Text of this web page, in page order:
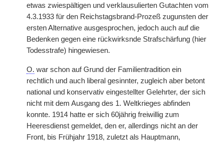
etwas zwiespältigen und verklausulierten Gutachten vom
4.3.1933 für den Reichstagsbrand-Prozeß zugunsten der
ersten Alternative ausgesprochen, jedoch auch auf die
Bedenken gegen eine rückwirksnde Strafschärfung (hier
Todesstrafe) hingewiesen.
O. war schon auf Grund der Familientradition ein
rechtlich und auch liberal gesinnter, zugleich aber betont
national und konservativ eingestellter Gelehrter, der sich
nicht mit dem Ausgang des 1. Weltkrieges abfinden
konnte. 1914 hatte er sich 60jährig freiwillig zum
Heeresdienst gemeldet, den er, allerdings nicht an der
Front, bis Frühjahr 1918, zuletzt als Hauptmann,